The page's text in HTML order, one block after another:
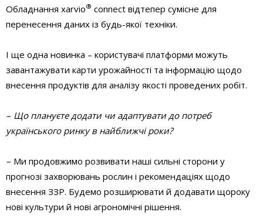
Обладнання xarvio® connect відтепер сумісне для
перенесення даних із будь-якої техніки.
І ще одна новинка – користувачі платформи можуть
завантажувати карти урожайності та інформацію щодо
внесення продуктів для аналізу якості проведених робіт.
– Що плануєте додати чи адаптувати до потреб
українського ринку в найближчі роки?
– Ми продовжимо розвивати наші сильні сторони у
прогнозі захворювань рослин і рекомендаціях щодо
внесення ЗЗР. Будемо розширювати й додавати щороку
нові культури й нові агрономічні рішення.